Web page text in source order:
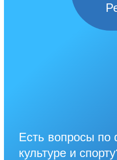
Есть вопросы по
культуре и